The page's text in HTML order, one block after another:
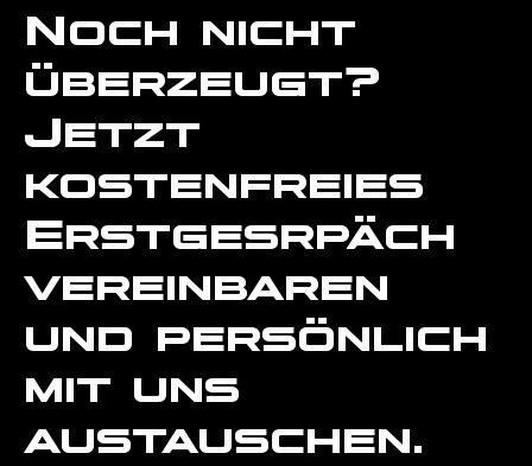
Noch nicht
überzeugt?
Jetzt
kostenfreies
Erstgesrpäch
vereinbaren
und persönlich
mit uns
austauschen.